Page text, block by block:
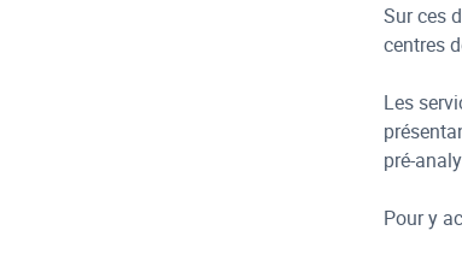
Sur ces
centres
Les
pré-
Pour y